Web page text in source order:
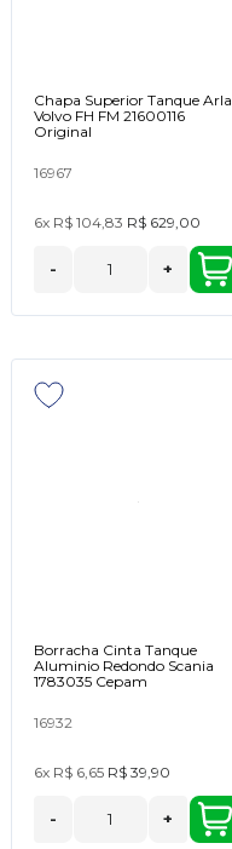
Chapa Superior Tanque Arla
Volvo FH FM 21600116
Original
16967
6x R$ 104,83 R$ 629,00
- +
Borracha Cinta Tanque
Aluminio Redondo Scania
1783035 Cepam
16932
6x R$ 6,65 R$ 39,90
- +